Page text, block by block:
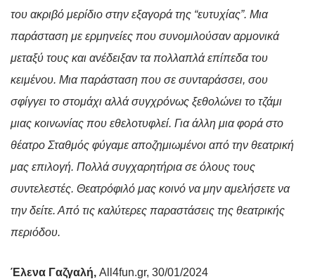
του ακριβό μερίδιο στην εξαγορά της “ευτυχίας”. Μια
παράσταση με ερμηνείες που συνομιλούσαν αρμονικά
μεταξύ τους και ανέδειξαν τα πολλαπλά επίπεδα του
κειμένου. Μια παράσταση που σε συνταράσσει, σου
σφίγγει το στομάχι αλλά συγχρόνως ξεθολώνει το τζάμι
μιας κοινωνίας που εθελοτυφλεί. Για άλλη μια φορά στο
θέατρο Σταθμός φύγαμε αποζημιωμένοι από την θεατρική
μας επιλογή. Πολλά συγχαρητήρια σε όλους τους
συντελεστές. Θεατρόφιλό μας κοινό να μην αμελήσετε να
την δείτε. Από τις καλύτερες παραστάσεις της θεατρικής
περιόδου.
Έλενα Γαζγαλή, All4fun.gr, 30/01/2024